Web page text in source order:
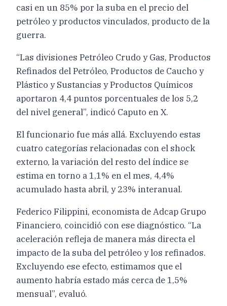
casi en un 85% por la suba en el precio del
petróleo y productos vinculados, producto de la
guerra.
“Las divisiones Petróleo Crudo y Gas, Productos
Refinados del Petróleo, Productos de Caucho y
Plástico y Sustancias y Productos Químicos
aportaron 4,4 puntos porcentuales de los 5,2
del nivel general”, indicó Caputo en X.
El funcionario fue más allá. Excluyendo estas
cuatro categorías relacionadas con el shock
externo, la variación del resto del índice se
estima en torno a 1,1% en el mes, 4,4%
acumulado hasta abril, y 23% interanual.
Federico Filippini, economista de Adcap Grupo
Financiero, coincidió con ese diagnóstico. “La
aceleración refleja de manera más directa el
impacto de la suba del petróleo y los refinados.
Excluyendo ese efecto, estimamos que el
aumento habría estado más cerca de 1,5%
mensual”, evaluó.